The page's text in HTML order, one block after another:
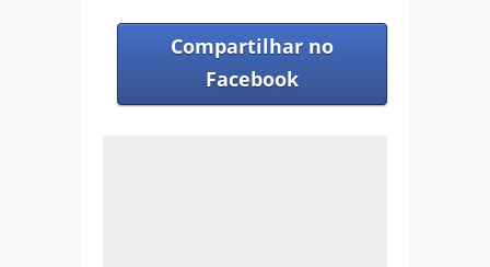
Compartilhar no
Facebook